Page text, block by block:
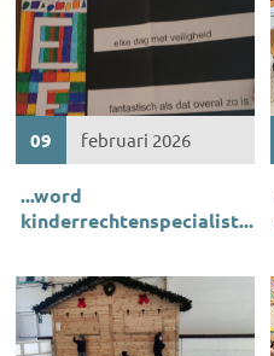
09 februari 2026
...word
kinderrechtenspecialist...